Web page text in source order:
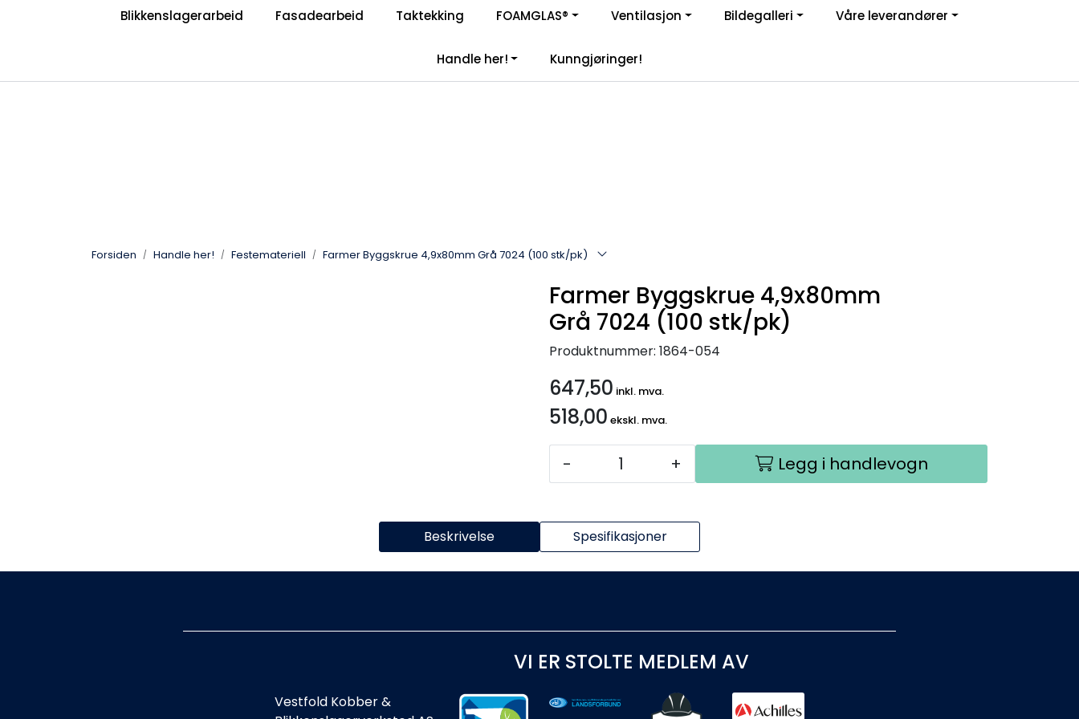
Skip to main content
Komplett aktør i byggebransjen
Blikkenslagerarbeid Fasadearbeid Taktekking FOAMGLAS® Ventilasjon Bildegalleri Våre leverandører
Handle her! Kunngjøringer!
Forsiden Handle her! Festemateriell Farmer Byggskrue 4,9x80mm Grå 7024 (100 stk/pk)
Farmer Byggskrue 4,9x80mm
Grå 7024 (100 stk/pk)
Produktnummer: 1864-054
647,50 inkl. mva.
518,00 ekskl. mva.
- + Legg i handlevogn
Beskrivelse Spesifikasjoner
VI ER STOLTE MEDLEM AV
Vestfold Kobber &